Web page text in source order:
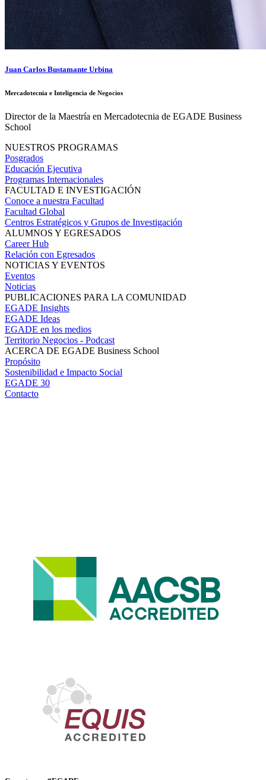
Juan Carlos Bustamante Urbina
Mercadotecnia e Inteligencia de Negocios
Director de la Maestría en Mercadotecnia de EGADE Business
School
NUESTROS PROGRAMAS
Posgrados
Educación Ejecutiva
Programas Internacionales
FACULTAD E INVESTIGACIÓN
Conoce a nuestra Facultad
Facultad Global
Centros Estratégicos y Grupos de Investigación
ALUMNOS Y EGRESADOS
Career Hub
Relación con Egresados
NOTICIAS Y EVENTOS
Eventos
Noticias
PUBLICACIONES PARA LA COMUNIDAD
EGADE Insights
EGADE Ideas
EGADE en los medios
Territorio Negocios - Podcast
ACERCA DE EGADE Business School
Propósito
Sostenibilidad e Impacto Social
EGADE 30
Contacto